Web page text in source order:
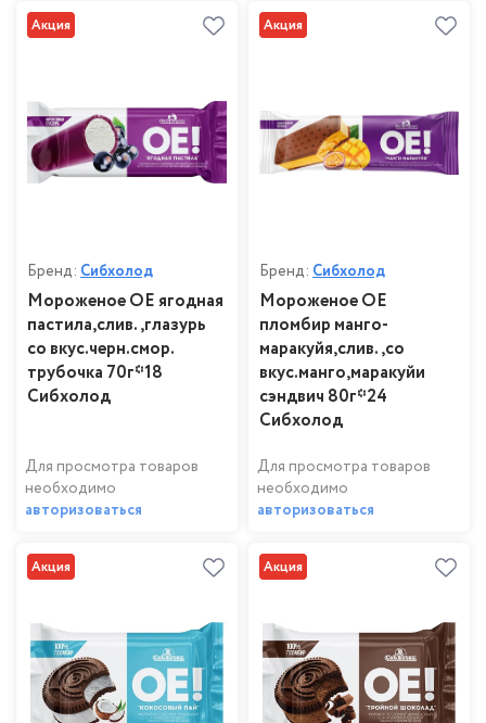
Акция
Бренд: Сибхолод
Мороженое ОЕ ягодная
пастила,слив.,глазурь
со вкус.черн.смор.
трубочка 70г*18
Сибхолод
Для просмотра товаров
необходимо
авторизоваться
Акция
Бренд: Сибхолод
Мороженое ОЕ
пломбир манго-
маракуйя,слив.,со
вкус.манго,маракуйи
сэндвич 80г*24
Сибхолод
Для просмотра товаров
необходимо
авторизоваться
Акция Акция